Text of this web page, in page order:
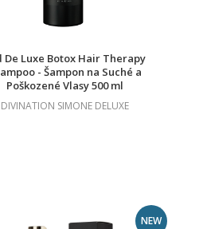
De Luxe Botox Hair Therapy
- Šampon na Suché a
Poškozené Vlasy 500 ml
DIVINATION SIMONE DELUXE
NEW